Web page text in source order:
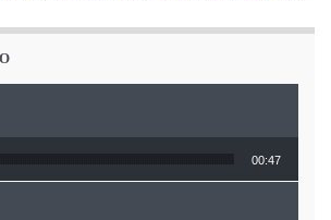
00:47